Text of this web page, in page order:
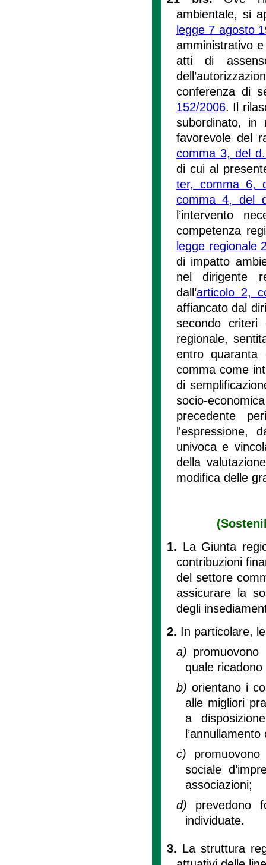
ambientale, si
legge 7 agosto
amministrativo
atti di
conferenza di
152/2006. Il
subordinato, in
favorevole del
comma 3, del
di cui al
ter, comma 6,
comma 4, del
l’intervento
competenza
legge regionale
di impatto
nel dirigente
dall’articolo 2,
affiancato dal
secondo criteri
regionale,
entro
comma come
di
socio-
precedente
l'espressione,
univoca e
della
modifica delle
1. La Giunta
contribuzioni
del settore
assicurare la
degli
2. In particolare,
a)
quale
b) orientano i
alle migliori
a
c)
sociale
associazioni;
d) prevedono
individuate.
3. La struttura